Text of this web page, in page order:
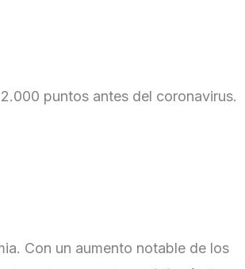
puntos antes del coronavirus.
Con un aumento notable de los